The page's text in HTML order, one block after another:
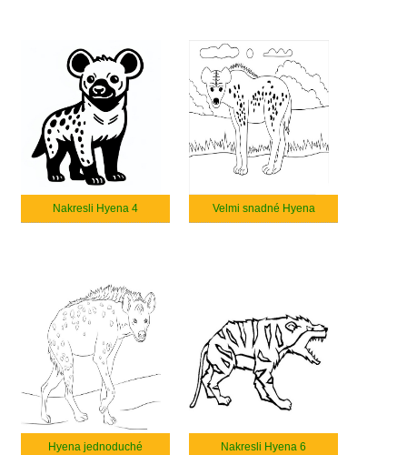
Nakresli Hyena 4 Velmi snadné Hyena
Hyena jednoduché Nakresli Hyena 6